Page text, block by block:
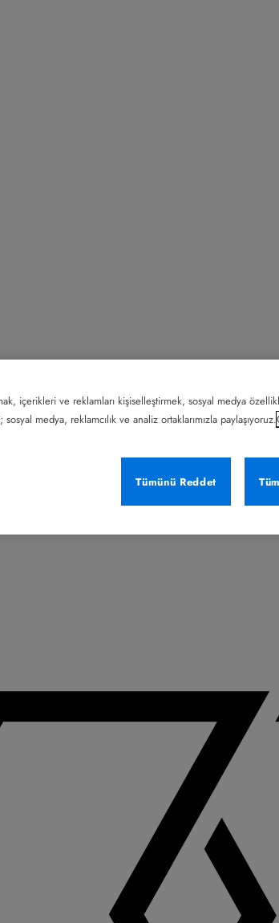
içerikleri ve reklamları kişiselleştirmek, sosyal medya
medya, reklamcılık ve analiz ortaklarımızla paylaşıyoruz.
Tümünü Reddet